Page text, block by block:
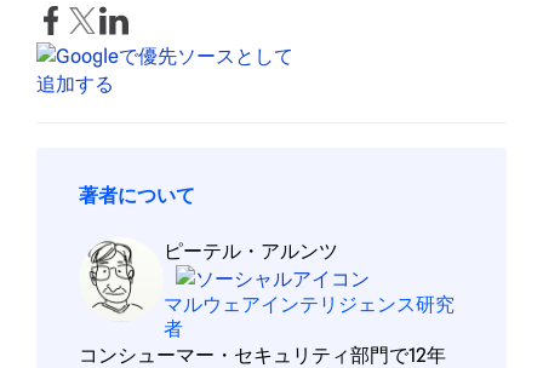
著者について
ピーテル・アルンツ
マルウェアインテリジェンス研究
者
コンシューマー・セキュリティ部門で12年